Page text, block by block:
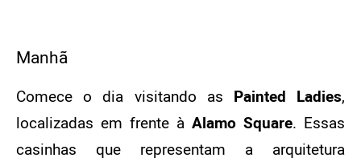
Manhã
Comece o dia visitando as Painted Ladies,
localizadas em frente à Alamo Square. Essas
casinhas que representam a arquitetura